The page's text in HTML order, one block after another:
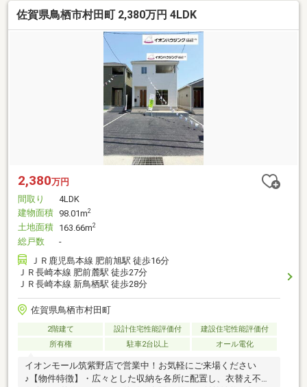
佐賀県鳥栖市村田町 2,380万円 4LDK
2,380万円
間取り
4LDK
建物面積 98.01m2
土地面積 163.66m2
総戸数
-
ＪＲ鹿児島本線 肥前旭駅 徒歩16分
ＪＲ長崎本線 肥前麓駅 徒歩27分
ＪＲ長崎本線 新鳥栖駅 徒歩28分
佐賀県鳥栖市村田町
2階建て 設計住宅性能評価付
建設住宅性能評価付
所有権
駐車2台以上 オール電化
イオンモール筑紫野店で営業中！お気軽にご来場ください
♪【物件特徴】・広々とした収納を各所に配置し、衣替え不要